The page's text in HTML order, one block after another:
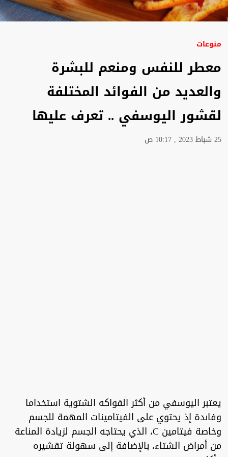
منوعات
معطر للنفس ومنعم للبشرة
والعديد من الفوائد المختلفة
لقشور اليوسفي .. تعرف عليها
25 شباط 2023 , 10:17 ص
يعتبر اليوسفي من أكثر الفواكه الشتوية استخداما
وفاىدة إذ يحتوي على الفيتامينات المهمة للجسم
وخاصة فيتامين C، الذي يحتاجه الجسم لزيادة المناعة
من أمراض الشتاء، بالإضافة إلى سهولة تقشيره